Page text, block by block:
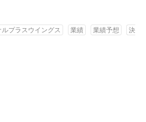
ルプラスウイングス 業績 業績予想 決